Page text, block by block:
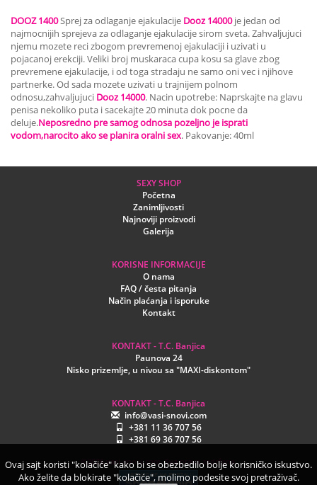
DOOZ 1400Sprej za odlaganje ejakulacije Dooz 14000je jedan od
najmocnijih sprejeva za odlaganje ejakulacije sirom sveta. Zahvaljujuci
njemu mozete reci zbogom prevremenoj ejakulaciji i uzivati u
pojacanoj erekciji. Veliki broj muskaraca cupa kosu sa glave zbog
prevremene ejakulacije, i od toga stradaju ne samo oni vec i njihove
partnerke. Od sada mozete uzivati u trajnijem polnom
odnosu,zahvaljujuci Dooz 14000. Nacin upotrebe: Naprskajte na glavu
penisa nekoliko puta i sacekajte 20 minuta dok pocne da
deluje.Neposredno pre samog odnosa pozeljno je isprati
vodom,narocito ako se planira oralni sex. Pakovanje: 40ml
SEXY SHOP
Početna
Zanimljivosti
Najnoviji proizvodi
Galerija
KORISNE INFORMACIJE
O nama
FAQ / česta pitanja
Način plaćanja i isporuke
Kontakt
KONTAKT - T.C. Banjica
Paunova 24
Nisko prizemlje, u nivou sa "MAXI-diskontom"
KONTAKT - T.C. Banjica
info@vasi-snovi.com
+381 11 36 707 56
+381 69 36 707 56
©2026.vasi-snovi.com. Sva prava zadržana.
Ovaj sajt koristi "kolačiće" kako bi se obezbedilo bolje korisničko iskustvo.
Ako želite da blokirate "kolačiće", molimo podesite svoj pretraživač.